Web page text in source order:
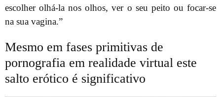
escolher olhá-la nos olhos, ver o seu peito ou focar-se
na sua vagina.”
Mesmo em fases primitivas de
pornografia em realidade virtual este
salto erótico é significativo